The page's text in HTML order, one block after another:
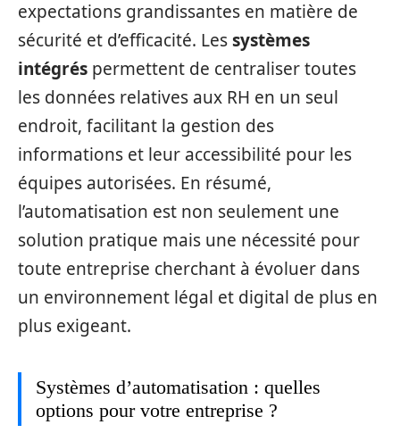
expectations grandissantes en matière de
sécurité et d’efficacité. Lessystèmes
intégrés permettent de centraliser toutes
les données relatives aux RH en un seul
endroit, facilitant la gestion des
informations et leur accessibilité pour les
équipes autorisées. En résumé,
l’automatisation est non seulement une
solution pratique mais une nécessité pour
toute entreprise cherchant à évoluer dans
un environnement légal et digital de plus en
plus exigeant.
Systèmes d’automatisation : quelles
options pour votre entreprise ?